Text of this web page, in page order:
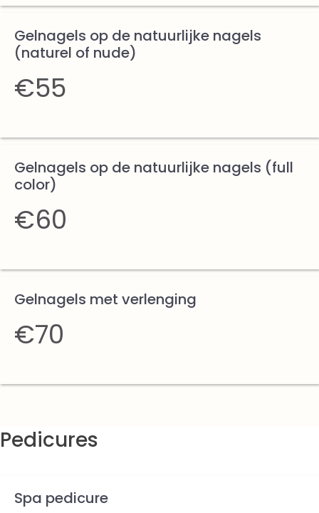
Gelnagels op de natuurlijke nagels
(naturel of nude)
€55
Gelnagels op de natuurlijke nagels (full
color)
€60
Gelnagels met verlenging
€70
Pedicures
Spa pedicure